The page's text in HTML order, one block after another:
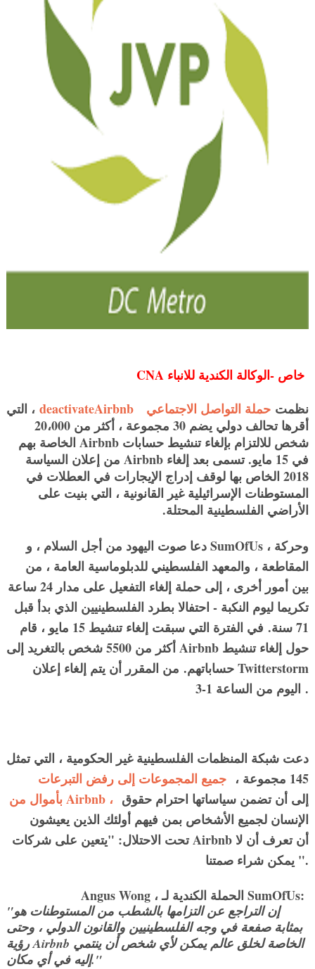
خاص -الوكالة الكندية للانباء CNA
نظمت حملة التواصل الاجتماعي
، التي
أقرها تحالف دولي يضم 30 مجموعة ، أكثر من 20،000
شخص للالتزام بإلغاء تنشيط حسابات Airbnb الخاصة بهم
في 15 مايو. تسمى بعد إلغاء Airbnb من إعلان السياسة
2018 الخاص بها لوقف إدراج الإيجارات في العطلات في
المستوطنات الإسرائيلية غير القانونية ، التي بنيت على
الأراضي الفلسطينية المحتلة.
دعا صوت اليهود من أجل السلام ، و SumOfUs ، وحركة
المقاطعة ، والمعهد الفلسطيني للدبلوماسية العامة ، من
بين أمور أخرى ، إلى حملة إلغاء التفعيل على مدار 24 ساعة
تكريما ليوم النكبة - احتفالا بطرد الفلسطينيين الذي بدأ قبل
71 سنة.
في الفترة التي سبقت إلغاء تنشيط 15 مايو ، قام
أكثر من 5500 شخص بالتغريد إلى Airbnb حول إلغاء تنشيط
حساباتهم. من المقرر أن يتم إلغاء إعلان Twitterstorm
اليوم من الساعة 1-3 .
دعت شبكة المنظمات الفلسطينية غير الحكومية ، التي تمثل
145 مجموعة ،
جميع المجموعات إلى رفض التبرعات
بأموال من Airbnb ،
الإنسان لجميع الأشخاص بمن فيهم أولئك الذين يعيشون
تحت الاحتلال: "يتعين على شركاتAirbnb أن تعرف أن لا
يمكن شراء صمتنا ".
Angus Wong ، الحملة الكندية لـ SumOfUs:
"إن التراجع عن التزامها بالشطب من المستوطنات هو
بمثابة صفعة في وجه الفلسطينيين والقانون الدولي ، وحتى
رؤية Airbnb الخاصة لخلق عالم يمكن لأي شخص أن ينتمي
إليه في أي مكان."